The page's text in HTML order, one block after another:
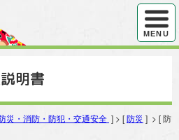
ハンバ
MENU
明書
災・消防・防犯・交通安全 ] > [防災 ] > [ 防